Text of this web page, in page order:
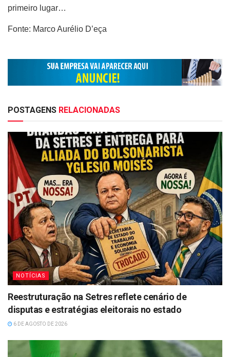
primeiro lugar…
Fonte: Marco Aurélio D’eça
POSTAGENS RELACIONADAS
NOTÍCIAS
Reestruturação na Setres reflete cenário de
disputas e estratégias eleitorais no estado
6 DE AGOSTO DE 2026